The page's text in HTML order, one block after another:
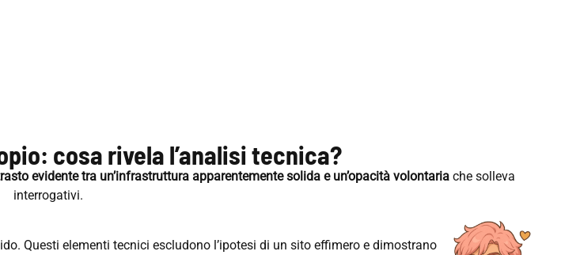
cosa rivela l’analisi tecnica?
evidente tra un’infrastruttura apparentemente solida e un’opacità volontaria che solleva
interrogativi.
Questi elementi tecnici escludono l’ipotesi di un sito effimero e dimostrano